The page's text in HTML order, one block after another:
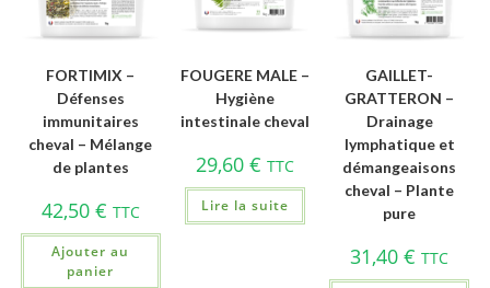
FORTIMIX –
Défenses
immunitaires
cheval – Mélange
de plantes
42,50 € TTC
Ajouter au
panier
FOUGERE MALE –
Hygiène
intestinale cheval
29,60 € TTC
Lire la suite
GAILLET-
GRATTERON –
Drainage
lymphatique et
démangeaisons
cheval – Plante
pure
31,40€ TTC